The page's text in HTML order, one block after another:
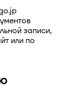
записи,
или по